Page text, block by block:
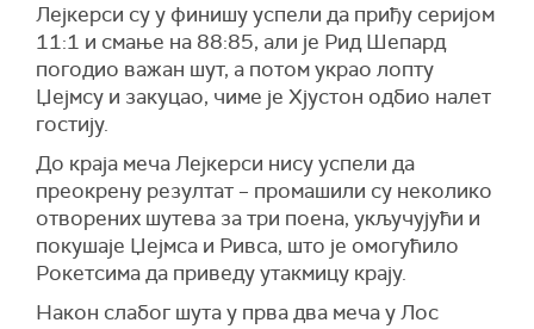
Лејкерси су у финишу успели да приђу серијом
11:1 и смање на 88:85, али је Рид Шепард
погодио важан шут, а потом украо лопту
Џејмсу и закуцао, чиме је Хјустон одбио налет
гостију.
До краја меча Лејкерси нису успели да
преокрену резултат – промашили су неколико
отворених шутева за три поена, укључујући и
покушаје Џејмса и Ривса, што је омогућило
Рокетсима да приведу утакмицу крају.
Након слабог шута у прва два меча у Лос